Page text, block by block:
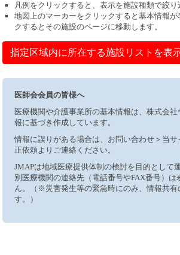
凡例をクリックすると、表示を施設種類で絞り
地図上のマーカーをクリックすると基本情報
クするとその施設のページに移動します。
指定区域内に所在する施設リストを表
医師会会員の皆様へ
医療機関や介護事業所の基本情報は、株式会
報に基づき作成しています。
情報に誤りがある場合は、お問い合わせ＞当
正依頼よりご連絡ください。
JMAPは地域医療提供体制の検討を目的として
別医療機関の連絡先（電話番号やFAX番号）は
ん。（※災害発生等の緊急時にのみ、情報共有
す。）